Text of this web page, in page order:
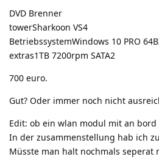
DVD Brenner
towerSharkoon VS4
BetriebssystemWindows 10 PRO
extras1TB 7200rpm SATA2
700 euro.
Gut? Oder immer noch nicht
Edit: ob ein wlan modul mit an
In der zusammenstellung hab ich
Müsste man halt nochmals seperat